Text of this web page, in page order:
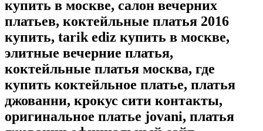
купить в москве, салон вечерних
платьев, коктейльные платья 2016
купить, tarik ediz купить в москве,
элитные вечерние платья,
коктейльные платья москва, где
купить коктейльное платье, платья
джованни, крокус сити контакты,
оригинальное платье jovani, платья